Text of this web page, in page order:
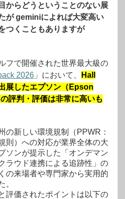
からどうということのない展
が geminiによれば大変高い
つくこともありますが
フで開催された世界最大級の
2026 」において、
Hall
展したエプソン（Epson
評判・評価は非常に高いも
の新しい環境規制（PPWR：
則）への対応が業界全体の大
ソンが提示した「オンデマン
ラウド連携による追跡性」の
の来場者や専門家から実用的
。
評価されたポイントは以下の